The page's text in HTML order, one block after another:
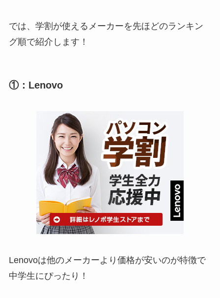
では、学割が使えるメーカーを先ほどのランキン
グ順で紹介します！
①：Lenovo
Lenovoは他のメーカーより価格が安いのが特徴で
中学生にぴったり！